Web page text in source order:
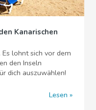
Kanarischen
lohnt sich vor dem
den Inseln
dich auszuwählen!
Lesen